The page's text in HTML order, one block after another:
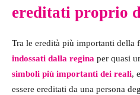
ereditati proprio
Tra le eredità più importanti della
indossati dalla regina per quasi
simboli più importanti dei reali,
essere ereditati da una persona